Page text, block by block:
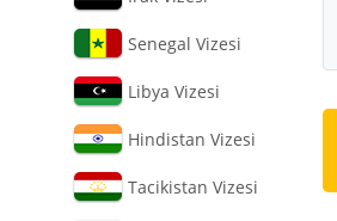
Senegal Vizesi
Libya Vizesi
Hindistan Vizesi
Tacikistan Vizesi